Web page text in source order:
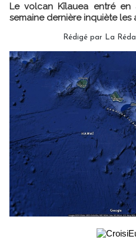
Le volcan Kīlauea entré
semaine dernière inquiète les
Rédigé par La